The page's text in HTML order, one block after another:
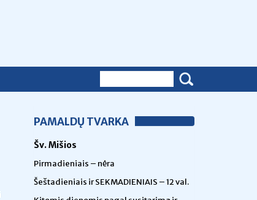
PAMALDŲ TVARKA
Šv. Mišios
Pirmadieniais – nėra
Šeštadieniais ir SEKMADIENIAIS – 12 val.